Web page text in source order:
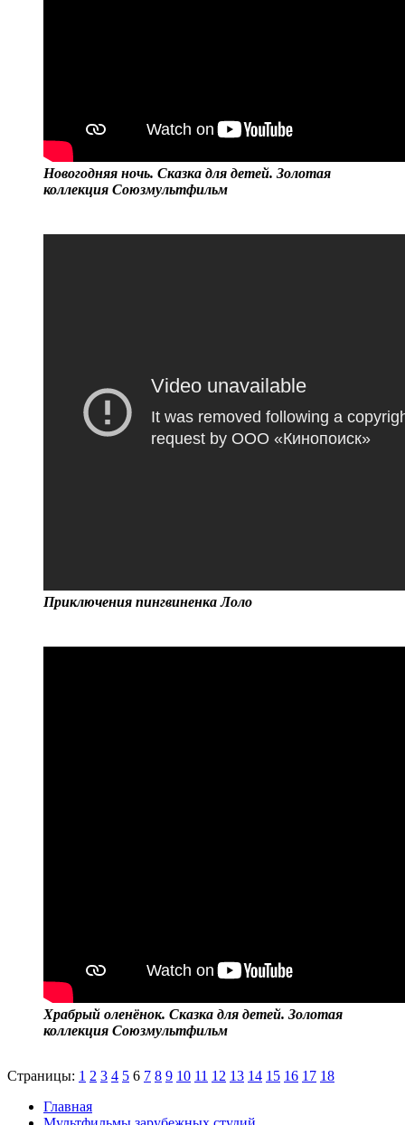
Новогодняя ночь. Сказка для детей. Золотая
коллекция Союзмультфильм
Приключения пингвиненка Лоло
Храбрый оленёнок. Сказка для детей. Золотая
коллекция Союзмультфильм
Страницы: 1 2 3 4 5 6 7 8 9 10 11 12 13 14 15 16 17 18
Главная